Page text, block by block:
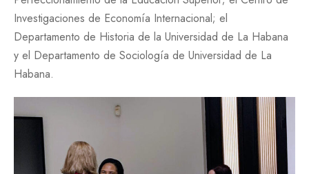
Investigaciones de Economía Internacional; el
Departamento de Historia de la Universidad de La Habana
y el Departamento de Sociología de Universidad de La
Habana.